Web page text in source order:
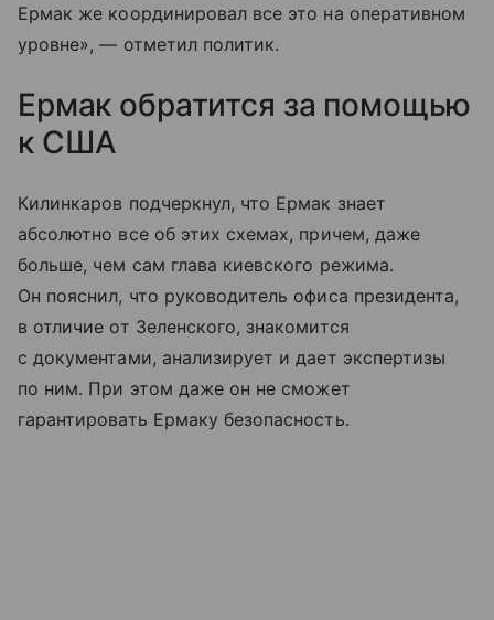
Ермак же координировал все это на оперативном
уровне», — отметил политик.
Ермак обратится за помощью
к США
Килинкаров подчеркнул, что Ермак знает
абсолютно все об этих схемах, причем, даже
больше, чем сам глава киевского режима.
Он пояснил, что руководитель офиса президента,
в отличие от Зеленского, знакомится
с документами, анализирует и дает экспертизы
по ним. При этом даже он не сможет
гарантировать Ермаку безопасность.